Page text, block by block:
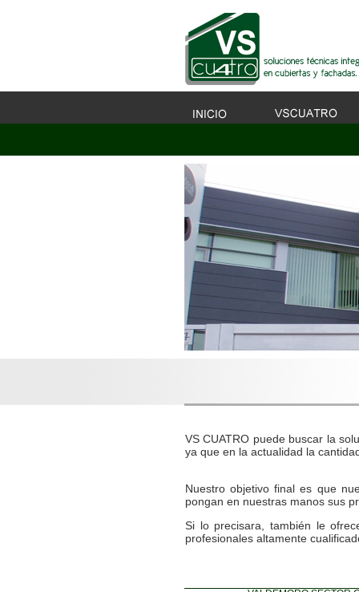
VS CUATRO puede buscar la
ya que en la actualidad la
Nuestro objetivo final es que
pongan en nuestras manos sus
Si lo precisara, también le
profesionales altamente